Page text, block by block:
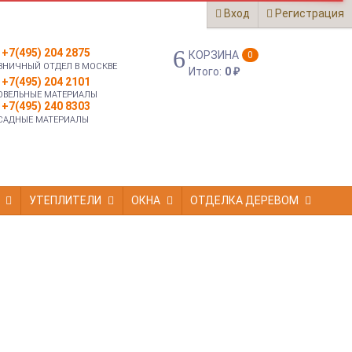
Вход Регистрация
+7(495) 204 2875
ОТДЕЛ В МОСКВЕ
+7(495) 204 2101
МАТЕРИАЛЫ
+7(495) 240 8303
МАТЕРИАЛЫ
КОРЗИНА 0
Итого: 0₽
УТЕПЛИТЕЛИ ОКНА ОТДЕЛКА ДЕРЕВОМ